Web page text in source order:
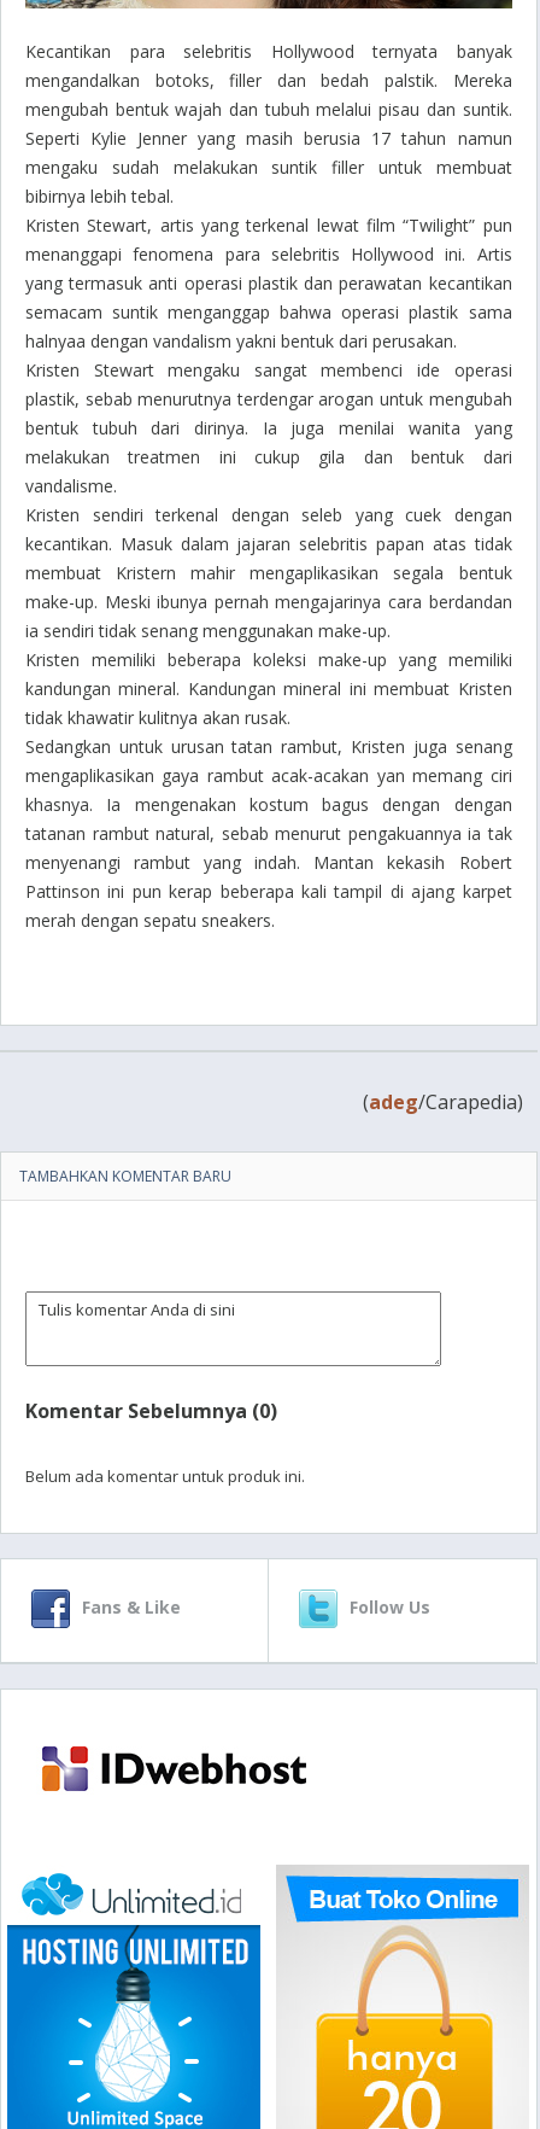
Kecantikan para selebritis Hollywood ternyata banyak
mengandalkan botoks,filler dan bedah palstik. Mereka
mengubah bentuk wajah dan tubuh melalui pisau dan suntik.
Seperti Kylie Jenner yang masih berusia 17 tahun namun
mengaku sudah melakukan suntikfiller untuk membuat
bibirnya lebih tebal.
Kristen Stewart, artis yang terkenal lewat film “Twilight” pun
menanggapi fenomena para selebritis Hollywood ini. Artis
yang termasuk anti operasi plastik dan perawatan kecantikan
semacam suntik menganggap bahwa operasi plastik sama
halnyaa dengan vandalism yakni bentuk dari perusakan.
Kristen Stewart mengaku sangat membenci ide operasi
plastik, sebab menurutnya terdengar arogan untuk mengubah
bentuk tubuh dari dirinya. Ia juga menilai wanita yang
melakukan treatmen ini cukup gila dan bentuk dari
vandalisme.
Kristen sendiri terkenal dengan seleb yang cuek dengan
kecantikan. Masuk dalam jajaran selebritis papan atas tidak
membuat Kristern mahir mengaplikasikan segala bentuk
make-up. Meski ibunya pernah mengajarinya cara berdandan
ia sendiri tidak senang menggunakan make-up.
Kristen memiliki beberapa koleksi make-up yang memiliki
kandungan mineral. Kandungan mineral ini membuat Kristen
tidak khawatir kulitnya akan rusak.
Sedangkan untuk urusan tatan rambut, Kristen juga senang
mengaplikasikan gaya rambut acak-acakan yan memang ciri
khasnya. Ia mengenakan kostum bagus dengan dengan
tatanan rambut natural, sebab menurut pengakuannya ia tak
menyenangi rambut yang indah. Mantan kekasih Robert
Pattinson ini pun kerap beberapa kali tampil di ajang karpet
merah dengan sepatu sneakers.
(adeg/Carapedia)
TAMBAHKAN KOMENTAR BARU
Komentar Sebelumnya (0)
Belum ada komentar untuk produk ini.
Fans & Like Follow Us